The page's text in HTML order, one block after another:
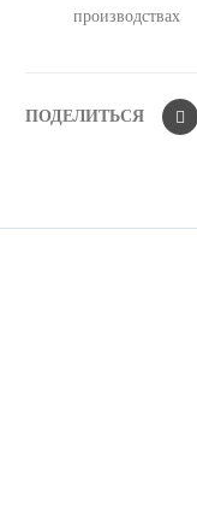
производствах
ПОДЕЛИТЬСЯ